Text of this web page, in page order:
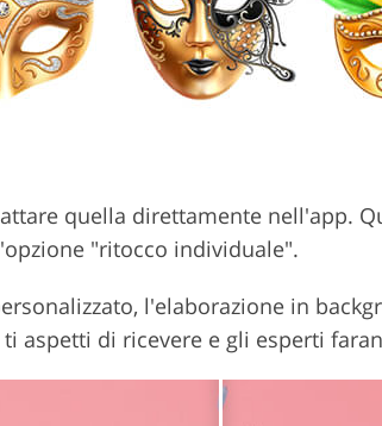
quella direttamente nell'app.
"ritocco individuale".
l'elaborazione in
aspetti di ricevere e gli esperti